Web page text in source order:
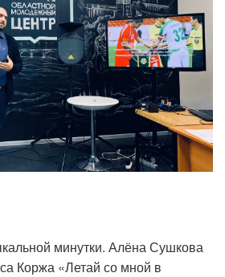
минутки. Алёна Сушкова
Коржа «Летай со мной в